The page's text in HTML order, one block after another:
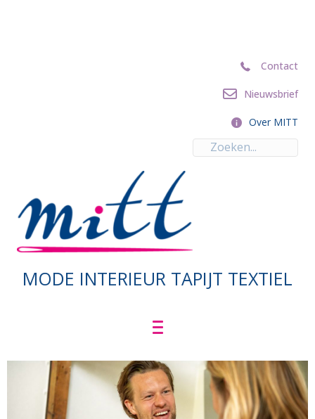
ContactContact
Nieuwsbrief
Nieuwsbrief
Over MITT
Over MITT
MODE INTERIEUR TAPIJT TEXTIEL